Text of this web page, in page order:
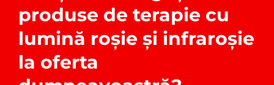
produse de terapie cu
lumină roșie și infraroșie
la oferta